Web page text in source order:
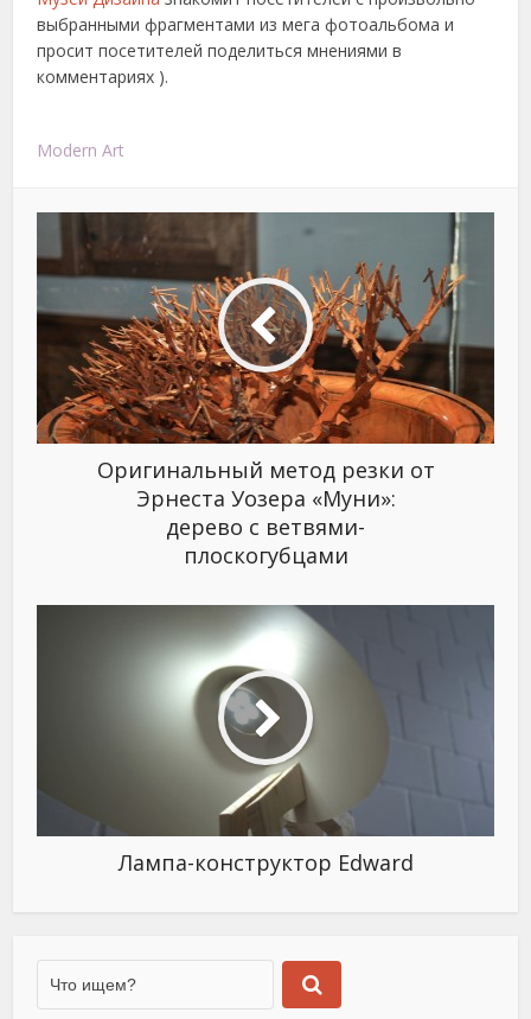
выбранными фрагментами из мега фотоальбома и
просит посетителей поделиться мнениями в
комментариях ).
Modern Art
Оригинальный метод резки от
Эрнеста Уозера «Муни»:
дерево с ветвями-
плоскогубцами
Лампа-конструктор Edward